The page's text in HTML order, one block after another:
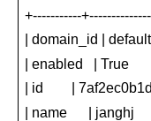
+-----------
| domain_id | default
| enabled
| True
| id
|
| name
| janghj